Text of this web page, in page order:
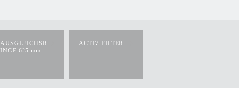
AUSGLEICHSR
INGE 625 mm
ACTIV FILTER